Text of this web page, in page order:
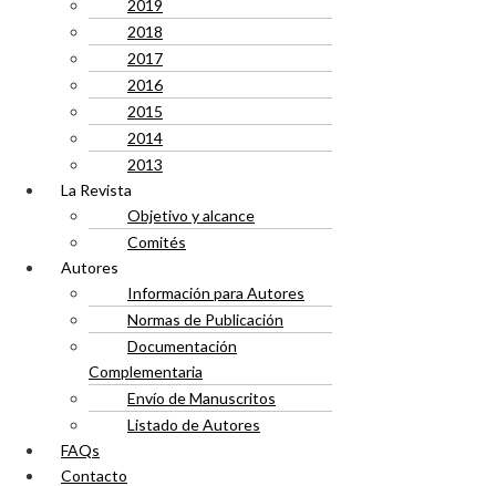
2019
2018
2017
2016
2015
2014
2013
La Revista
Objetivo y alcance
Comités
Autores
Información para Autores
Normas de Publicación
Documentación
Complementaria
Envío de Manuscritos
Listado de Autores
FAQs
Contacto